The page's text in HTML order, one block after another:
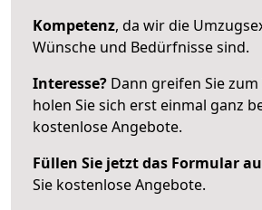
Kompetenz, da wir die
Wünsche und Bedürfnisse sind.
Interesse? Dann greifen Sie
holen Sie sich erst einmal ganz
kostenlose Angebote.
Füllen Sie jetzt das Formular
Sie kostenlose Angebote.